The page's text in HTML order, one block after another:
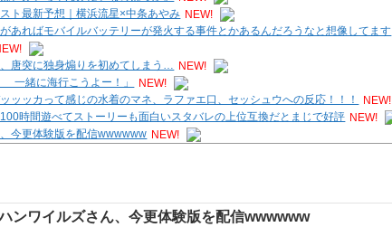
ト最新予想｜横浜流星×中条あやみ NEW!
あればモバイルバッテリーが発火する事件とかあるんだろうなと想像してます
唐突に独身煽りを初めてしまう… NEW!
一緒に海行こうよー！」
NEW!
ッッカって感じの水着のマネ、ラファエ口、セッシュウへの反応！！！
NEW!
時間遊べてストーリーも面白いスタバレの上位互換だとまじで好評 NEW!
今更体験版を配信wwwwww NEW!
ハンワイルズさん、今更体験版を配信wwwwww